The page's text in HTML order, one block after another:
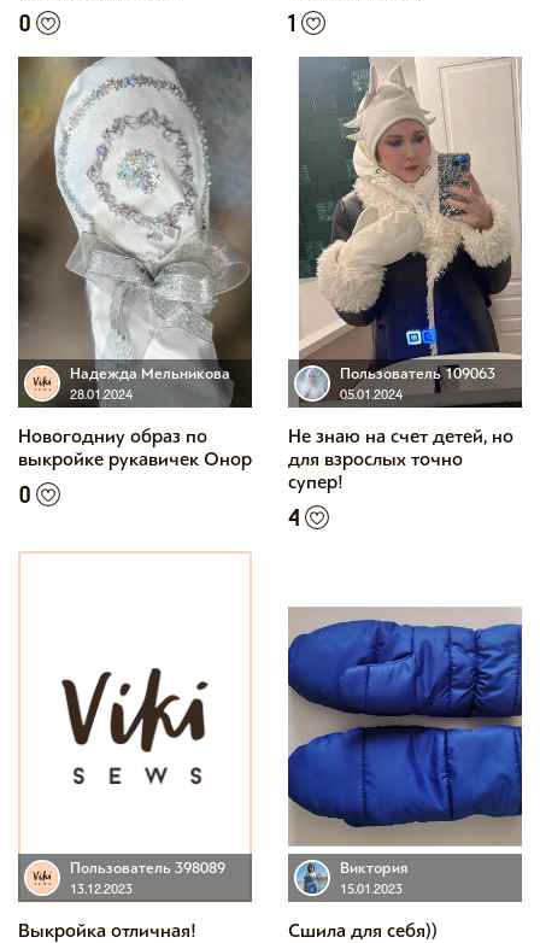
0 1
Надежда Мельникова
28.01.2024
Новогодниу образ по
выкройке рукавичек Онор
0
Пользователь 109063
05.01.2024
Не знаю на счет детей, но
для взрослых точно
супер!
4
Пользователь 398089
13.12.2023
Выкройка отличная!
Виктория
15.01.2023
Сшила для себя))